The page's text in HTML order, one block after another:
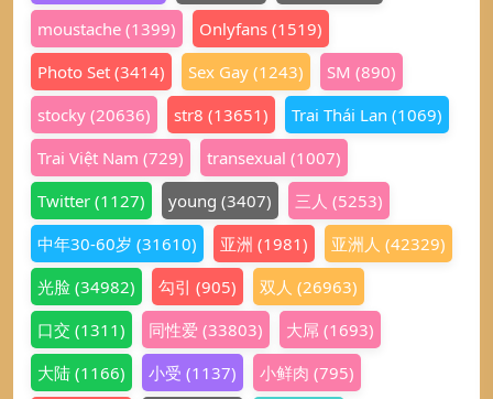
moustache (1399) Onlyfans (1519)
Photo Set (3414) Sex Gay (1243) SM (890)
stocky (20636) str8 (13651) Trai Thái Lan (1069)
Trai Việt Nam (729) transexual (1007)
Twitter (1127) young (3407) 三人 (5253)
中年30-60岁 (31610) 亚洲 (1981) 亚洲人 (42329)
光脸 (34982) 勾引 (905) 双人 (26963)
口交 (1311) 同性爱 (33803) 大屌 (1693)
大陆 (1166) 小受 (1137) 小鲜肉 (795)